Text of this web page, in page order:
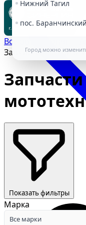
Нижний Тагил
пос. Баранчинский
Город можно
Избранное
Все объявления
Запчасти для
Марка
Все марки
Показать фильтры